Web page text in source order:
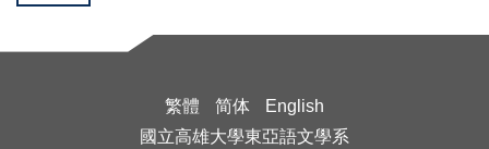
繁體 简体
English
國立高雄大學東亞語文學系